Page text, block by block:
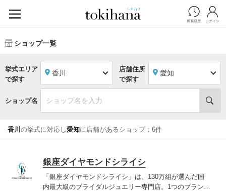
ショップ一覧
挙式エリア
で探す
香川
店舗住所
で探す
愛知
ショップ名
香川 の挙式に対応し愛知に店舗があるショップ：6件
銀座ダイヤモンドシライシ
「銀座ダイヤモンドシライシ」は、130万組が選んだ国
内最大級のブライダルジュエリー専門店。1つのブランド